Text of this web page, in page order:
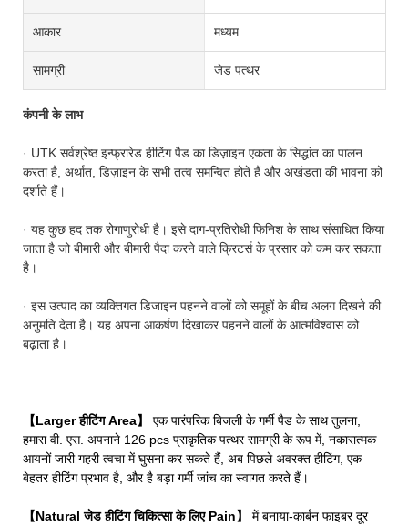
आकार मध्यम
सामग्री जेड पत्थर
कंपनी के लाभ
· UTK सर्वश्रेष्ठ इन्फ्रारेड हीटिंग पैड का डिज़ाइन एकता के सिद्धांत का पालन
करता है, अर्थात, डिज़ाइन के सभी तत्व समन्वित होते हैं और अखंडता की भावना को
दर्शाते हैं।
· यह कुछ हद तक रोगाणुरोधी है। इसे दाग-प्रतिरोधी फिनिश के साथ संसाधित किया
जाता है जो बीमारी और बीमारी पैदा करने वाले क्रिटर्स के प्रसार को कम कर सकता
है।
· इस उत्पाद का व्यक्तिगत डिजाइन पहनने वालों को समूहों के बीच अलग दिखने की
अनुमति देता है। यह अपना आकर्षण दिखाकर पहनने वालों के आत्मविश्वास को
बढ़ाता है।
【Larger हीटिंग Area】 एक पारंपरिक बिजली के गर्मी पैड के साथ तुलना,
हमारा वी. एस. अपनाने 126 pcs प्राकृतिक पत्थर सामग्री के रूप में, नकारात्मक
आयनों जारी गहरी त्वचा में घुसना कर सकते हैं, अब पिछले अवरक्त हीटिंग, एक
बेहतर हीटिंग प्रभाव है, और है बड़ा गर्मी जांच का स्वागत करते हैं।
【Natural जेड हीटिंग चिकित्सा के लिए Pain】 में बनाया-कार्बन फाइबर दूर